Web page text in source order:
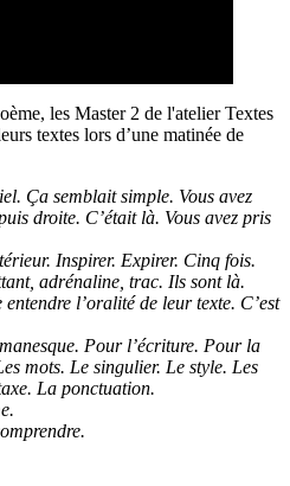
les Master 2 de l'atelier Textes
textes lors d’une matinée de
Ça semblait simple. Vous avez
droite. C’était là. Vous avez pris
Inspirer. Expirer. Cinq fois.
adrénaline, trac. Ils sont là.
l’oralité de leur texte. C’est
Pour l’écriture. Pour la
mots. Le singulier. Le style. Les
La ponctuation.